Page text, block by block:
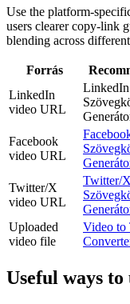
Use the platform-
users clearer copy-link
blending across
Forrás
LinkedIn
video URL
LinkedIn
Facebook
video URL
Twitter/X
video URL
Twitter/
Uploaded
video file
Video to
Useful ways